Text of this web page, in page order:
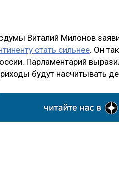
Виталий Милонов
стать сильнее. Он
Парламентарий
будут насчитывать